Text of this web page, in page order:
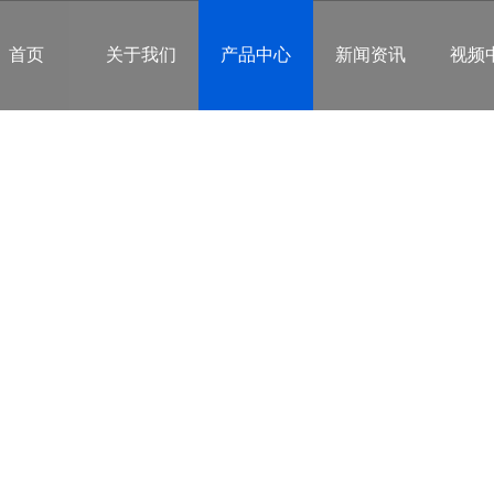
首页 关于我们 产品中心 新闻资讯 视频